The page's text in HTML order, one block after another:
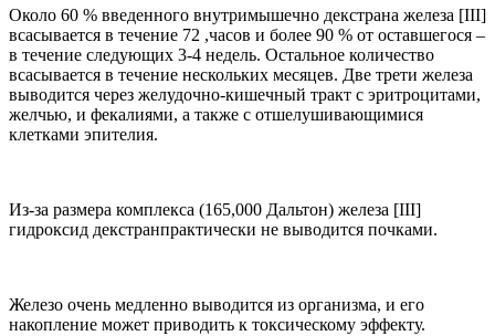
Около 60 % введенного внутримышечно декстрана железа [III]
всасывается в течение 72 ,часов и более 90 % от оставшегося –
в течение следующих 3-4 недель. Остальное количество
всасывается в течение нескольких месяцев. Две трети железа
выводится через желудочно-кишечный тракт с эритроцитами,
желчью, и фекалиями, а также с отшелушивающимися
клетками эпителия.
Из-за размера комплекса (165,000 Дальтон) железа [III]
гидроксид декстранпрактически не выводится почками.
Железо очень медленно выводится из организма, и его
накопление может приводить к токсическому эффекту.